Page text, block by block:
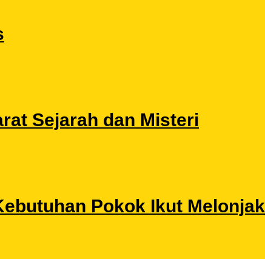
Sejarah dan Misteri
Pokok Ikut Melonjak